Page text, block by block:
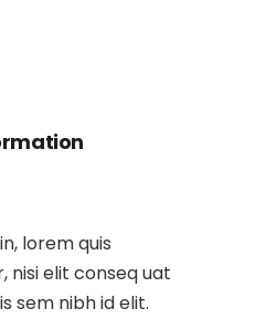
lorem quis
nisi elit conseq uat
sem nibh id elit.